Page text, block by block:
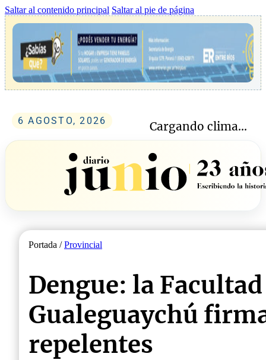
Saltar al contenido principal Saltar al pie de página
6 AGOSTO, 2026 Cargando clima...
Portada /Provincial
Dengue: la
Gualeguaychú
repelentes